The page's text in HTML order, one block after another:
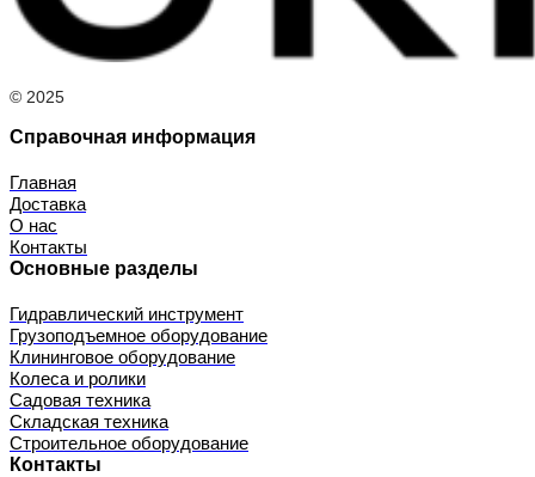
© 2025
Справочная информация
Главная
Доставка
О нас
Контакты
Основные разделы
Гидравлический инструмент
Грузоподъемное оборудование
Клининговое оборудование
Колеса и ролики
Садовая техника
Складская техника
Строительное оборудование
Контакты